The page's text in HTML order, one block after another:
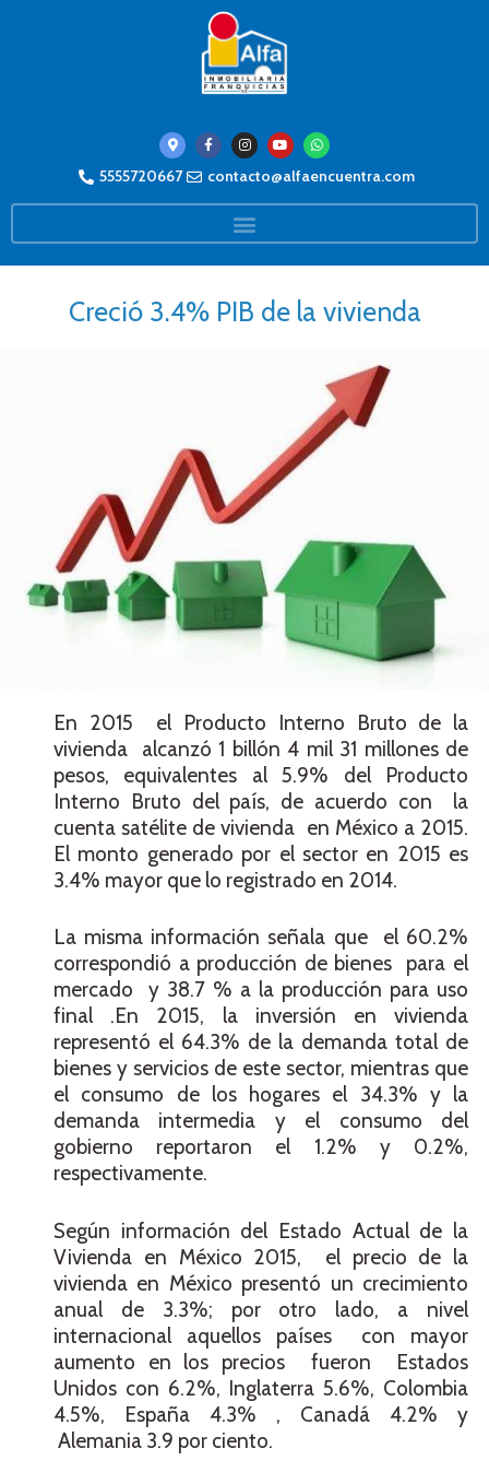
5555720667 contacto@alfaencuentra.com
Creció 3.4% PIB de la vivienda
En 2015 el Producto Interno Bruto de la
vivienda alcanzó 1 billón 4 mil 31 millones de
pesos, equivalentes al 5.9% del Producto
Interno Bruto del país, de acuerdo con la
cuenta satélite de vivienda en México a 2015.
El monto generado por el sector en 2015 es
3.4% mayor que lo registrado en 2014.
La misma información señala que el 60.2%
correspondió a producción de bienes para el
mercado y 38.7 % a la producción para uso
final .En 2015, la inversión en vivienda
representó el 64.3% de la demanda total de
bienes y servicios de este sector, mientras que
el consumo de los hogares el 34.3% y la
demanda intermedia y el consumo del
gobierno reportaron el 1.2% y 0.2%,
respectivamente.
Según información del Estado Actual de la
Vivienda en México 2015, el precio de la
vivienda en México presentó un crecimiento
anual de 3.3%; por otro lado, a nivel
internacional aquellos países con mayor
aumento en los precios fueron Estados
Unidos con 6.2%, Inglaterra 5.6%, Colombia
4.5%, España 4.3% , Canadá 4.2% y
Alemania 3.9 por ciento.